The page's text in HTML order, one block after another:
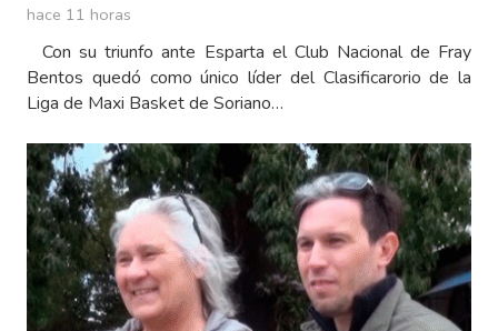
hace 11 horas
Con su triunfo ante Esparta el Club Nacional de Fray
Bentos quedó como único líder del Clasificarorio de la
Liga de Maxi Basket de Soriano…